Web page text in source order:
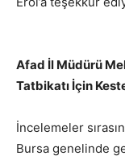
Afad İl Müdürü
Tatbikatı İçin
İncelemeler
Bursa genelinde